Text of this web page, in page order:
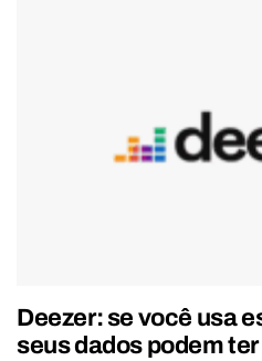
Deezer: se você usa
seus dados podem